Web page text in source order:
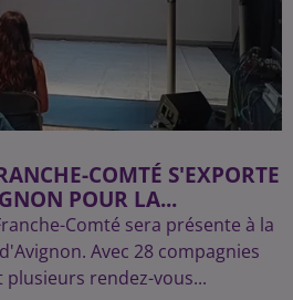
COMTÉ S'EXPORTE
POUR LA...
Comté sera présente à la
Avec 28 compagnies
plusieurs rendez-vous...